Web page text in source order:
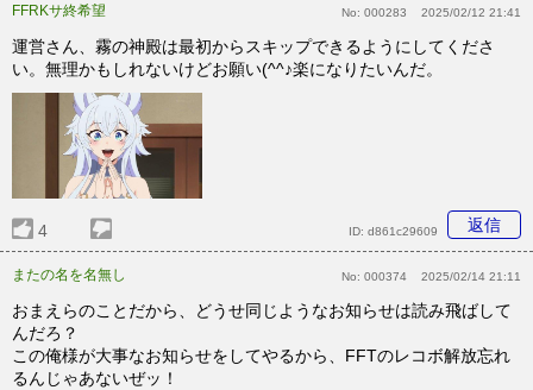
FFRKサ終希望 No: 000283 2025/02/12 21:41
運営さん、霧の神殿は最初からスキップできるようにしてくださ
い。無理かもしれないけどお願い(^^♪楽になりたいんだ。
4 返信
ID: d861c29609
またの名を名無し No: 000374 2025/02/14 21:11
おまえらのことだから、どうせ同じようなお知らせは読み飛ばして
んだろ？
この俺様が大事なお知らせをしてやるから、FFTのレコボ解放忘れ
るんじゃあないぜッ！